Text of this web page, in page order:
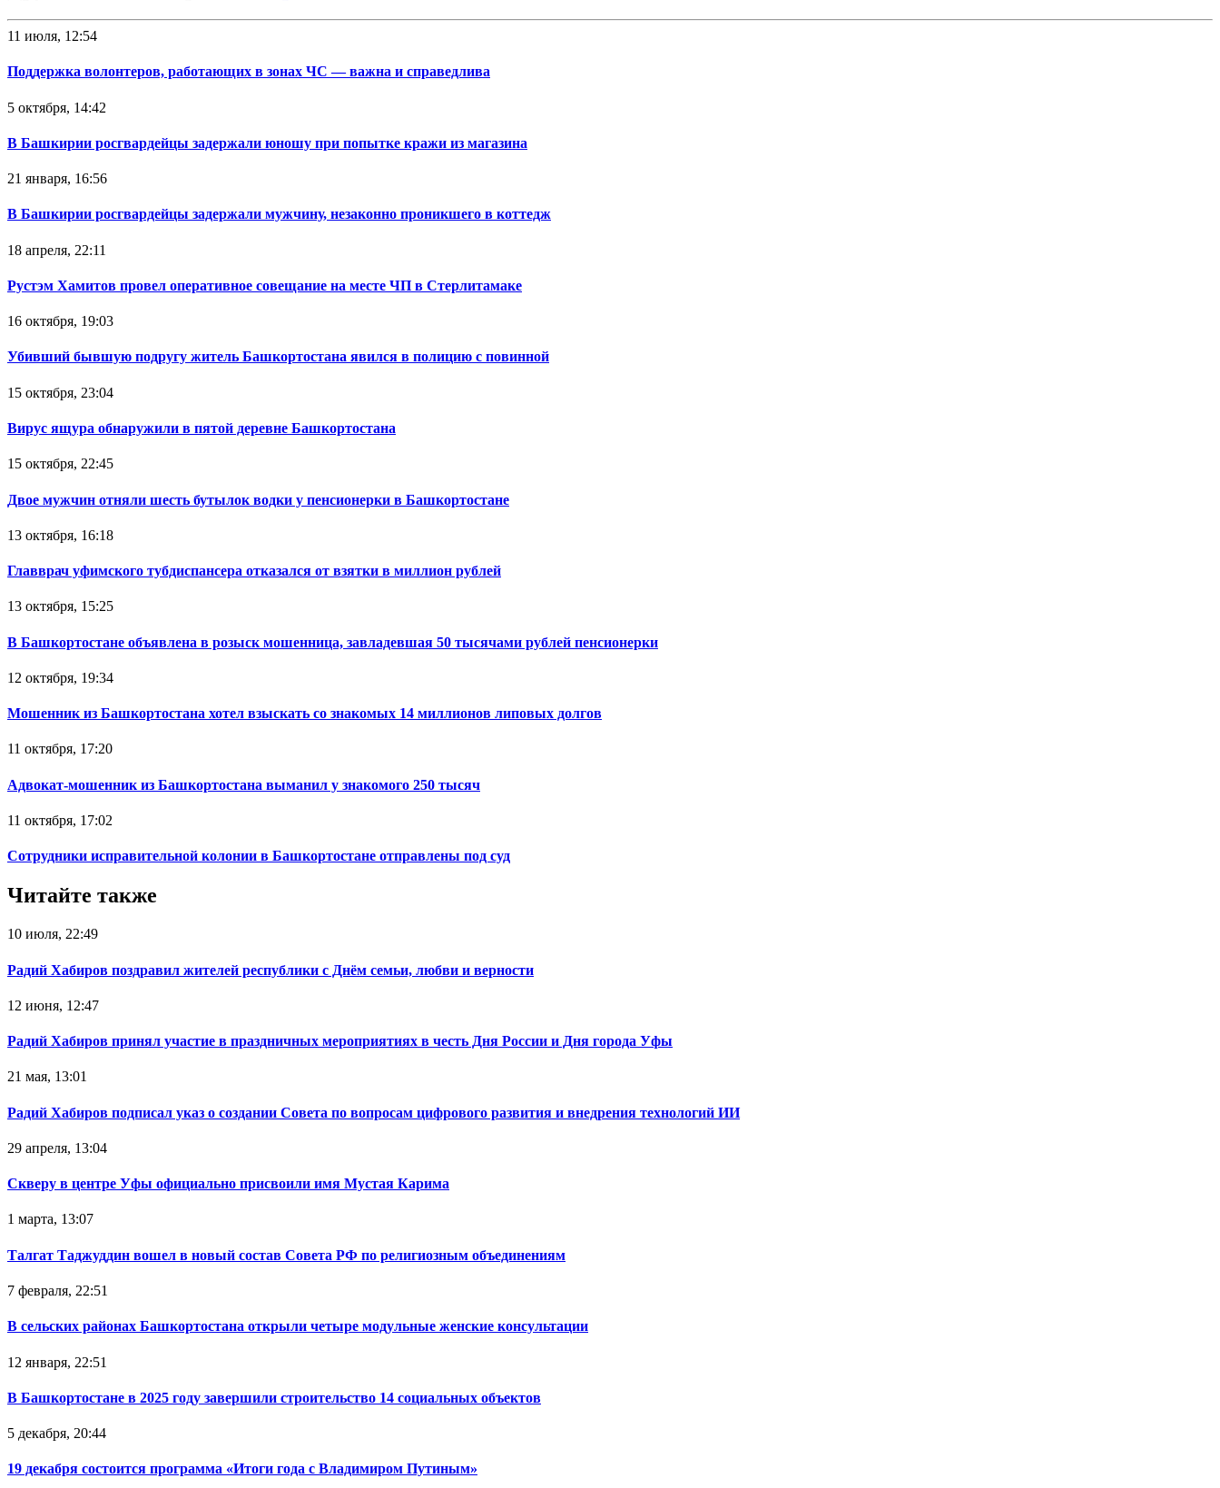
11 июля, 12:54
Поддержка волонтеров, работающих в зонах ЧС — важна и справедлива
5 октября, 14:42
В Башкирии росгвардейцы задержали юношу при попытке кражи из магазина
21 января, 16:56
В Башкирии росгвардейцы задержали мужчину, незаконно проникшего в коттедж
18 апреля, 22:11
Рустэм Хамитов провел оперативное совещание на месте ЧП в Стерлитамаке
16 октября, 19:03
Убивший бывшую подругу житель Башкортостана явился в полицию с повинной
15 октября, 23:04
Вирус ящура обнаружили в пятой деревне Башкортостана
15 октября, 22:45
Двое мужчин отняли шесть бутылок водки у пенсионерки в Башкортостане
13 октября, 16:18
Главврач уфимского тубдиспансера отказался от взятки в миллион рублей
13 октября, 15:25
В Башкортостане объявлена в розыск мошенница, завладевшая 50 тысячами рублей пенсионерки
12 октября, 19:34
Мошенник из Башкортостана хотел взыскать со знакомых 14 миллионов липовых долгов
11 октября, 17:20
Адвокат-мошенник из Башкортостана выманил у знакомого 250 тысяч
11 октября, 17:02
Сотрудники исправительной колонии в Башкортостане отправлены под суд
Читайте также
10 июля, 22:49
Радий Хабиров поздравил жителей республики с Днём семьи, любви и верности
12 июня, 12:47
Радий Хабиров принял участие в праздничных мероприятиях в честь Дня России и Дня города Уфы
21 мая, 13:01
Радий Хабиров подписал указ о создании Совета по вопросам цифрового развития и внедрения технологий ИИ
29 апреля, 13:04
Скверу в центре Уфы официально присвоили имя Мустая Карима
1 марта, 13:07
Талгат Таджуддин вошел в новый состав Совета РФ по религиозным объединениям
7 февраля, 22:51
В сельских районах Башкортостана открыли четыре модульные женские консультации
12 января, 22:51
В Башкортостане в 2025 году завершили строительство 14 социальных объектов
5 декабря, 20:44
19 декабря состоится программа «Итоги года с Владимиром Путиным»